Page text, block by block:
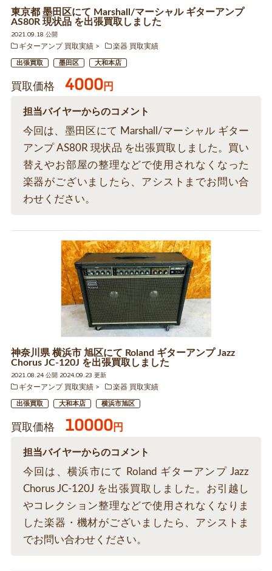
東京都 墨田区にて Marshall/マーシャル ギターアンプ
AS80R 現状品 を出張買取しました
2021.09.18 公開
ギターアンプ 買取実績
楽器 買取実績
出張買取 墨田区 大和本店
買取価格 4000円
担当バイヤーからのコメント
今回は、墨田区にて Marshall/マーシャル ギター
アンプ AS80R 現状品 を出張買取しました。買い
替えやお部屋の整理などで使用されなくなった
楽器がございましたら、アシストまでお問い合
わせください。
神奈川県 横浜市 旭区にて Roland ギターアンプ Jazz
Chorus JC-120J を出張買取しました
2021.08.24 公開 2024.09.23 更新
ギターアンプ 買取実績
楽器 買取実績
出張買取 大和本店 横浜市旭区
買取価格 10000円
担当バイヤーからのコメント
今回は、横浜市にて Roland ギターアンプ Jazz
Chorus JC-120J を出張買取しました。お引越し
やコレクション整理などで使用されなくなりま
した楽器・機材がございましたら、アシストま
でお問い合わせください。